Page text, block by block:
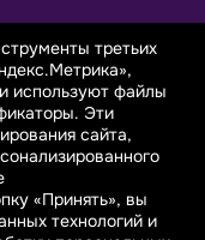
третьих
используют файлы
Эти
сайта,
«Принять», вы
технологий и